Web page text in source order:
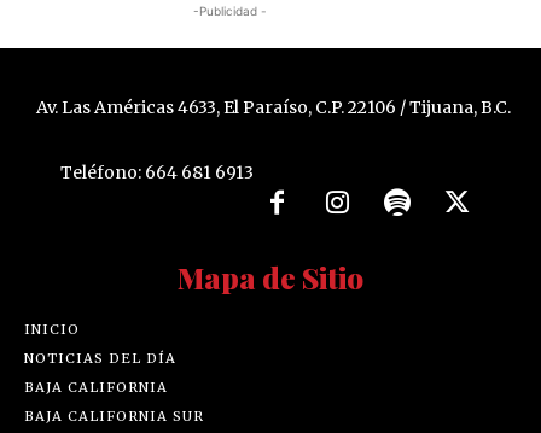
-Publicidad -
Av. Las Américas 4633, El Paraíso, C.P. 22106 / Tijuana, B.C.
Teléfono: 664 681 6913
Mapa de Sitio
INICIO
NOTICIAS DEL DÍA
BAJA CALIFORNIA
BAJA CALIFORNIA SUR